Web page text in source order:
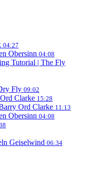
04:27
04:08
09:02
15:28
11:13
04:08
06:34